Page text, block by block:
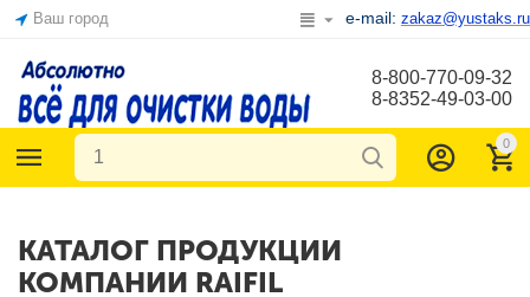
Ваш город e-mail: zakaz@yustaks.ru
8-800-770-09-32
8-8352-49-03-00
0
КАТАЛОГ ПРОДУКЦИИ
КОМПАНИИ RAIFIL